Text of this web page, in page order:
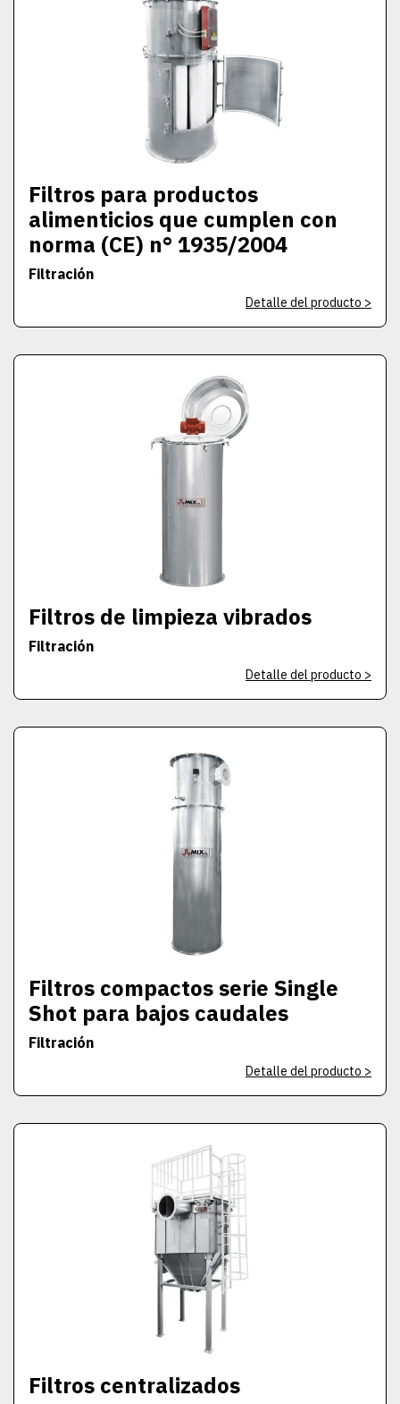
Filtros para productos
alimenticios que cumplen con
norma (CE) n° 1935/2004
Filtración
Detalle del producto >
Filtros de limpieza vibrados
Filtración
Detalle del producto >
Filtros compactos serie Single
Shot para bajos caudales
Filtración
Detalle del producto >
Filtros centralizados